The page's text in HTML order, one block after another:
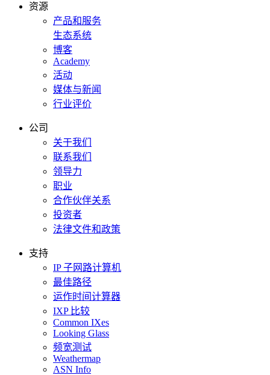
资源
产品和服务
生态系统
博客
Academy
活动
媒体与新闻
行业评价
公司
关于我们
联系我们
领导力
职业
合作伙伴关系
投资者
法律文件和政策
支持
IP 子网路计算机
最佳路径
运作时间计算器
IXP 比较
Common IXes
Looking Glass
频宽测试
Weathermap
ASN Info